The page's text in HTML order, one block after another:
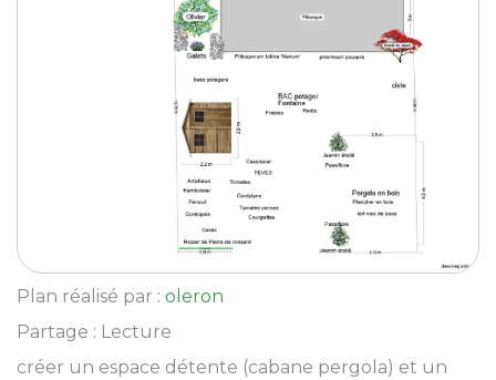
Plan réalisé par : oleron
Partage : Lecture
créer un espace détente (cabane pergola) et un